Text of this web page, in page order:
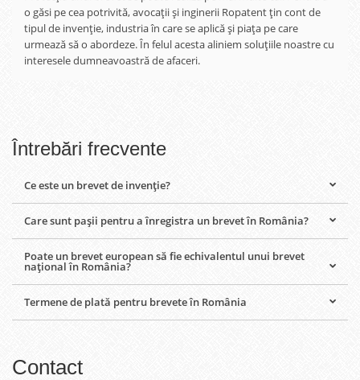
o găsi pe cea potrivită, avocații și inginerii Ropatent țin cont de
tipul de invenție, industria în care se aplică și piața pe care
urmează să o abordeze. În felul acesta aliniem soluțiile noastre cu
interesele dumneavoastră de afaceri.
Întrebări frecvente
Ce este un brevet de invenție?
Care sunt pașii pentru a înregistra un brevet în România?
Poate un brevet european să fie echivalentul unui brevet
național în România?
Termene de plată pentru brevete în România
Contact